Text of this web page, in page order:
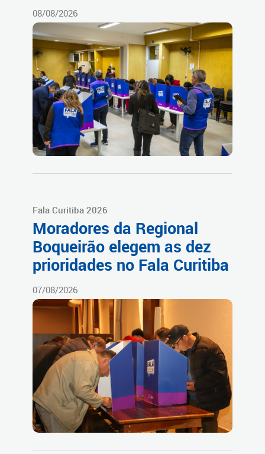
08/08/2026
Fala Curitiba 2026
Moradores da Regional
Boqueirão elegem as dez
prioridades no Fala Curitiba
07/08/2026